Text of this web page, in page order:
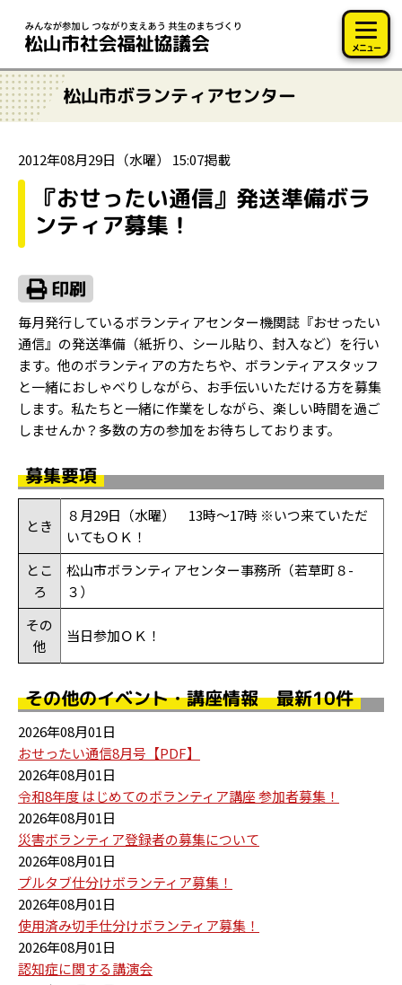
メニュー
松山市ボランティアセンター
2012年08月29日（水曜） 15:07掲載
『おせったい通信』発送準備ボラ
ンティア募集！
毎月発行しているボランティアセンター機関誌『おせったい
通信』の発送準備（紙折り、シール貼り、封入など）を行い
ます。他のボランティアの方たちや、ボランティアスタッフ
と一緒におしゃべりしながら、お手伝いいただける方を募集
します。私たちと一緒に作業をしながら、楽しい時間を過ご
しませんか？多数の方の参加をお待ちしております。
募集要項
とき
８月29日（水曜） 13時～17時 ※いつ来ていただ
いてもＯＫ！
とこ
ろ
松山市ボランティアセンター事務所（若草町８-
３）
その
他
当日参加ＯＫ！
その他のイベント・講座情報 最新10件
2026年08月01日
おせったい通信8月号【PDF】
2026年08月01日
令和8年度 はじめてのボランティア講座 参加者募集！
2026年08月01日
災害ボランティア登録者の募集について
2026年08月01日
プルタブ仕分けボランティア募集！
2026年08月01日
使用済み切手仕分けボランティア募集！
2026年08月01日
認知症に関する講演会